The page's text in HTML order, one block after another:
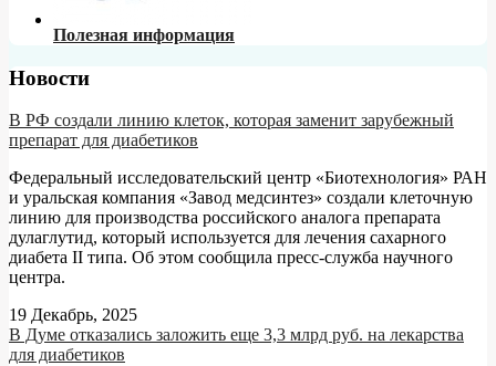
Полезная информация
Новости
В РФ создали линию клеток, которая заменит зарубежный
препарат для диабетиков
Федеральный исследовательский центр «Биотехнология» РАН
и уральская компания «Завод медсинтез» создали клеточную
линию для производства российского аналога препарата
дулаглутид, который используется для лечения сахарного
диабета II типа. Об этом сообщила пресс-служба научного
центра.
19 Декабрь, 2025
В Думе отказались заложить еще 3,3 млрд руб. на лекарства
для диабетиков